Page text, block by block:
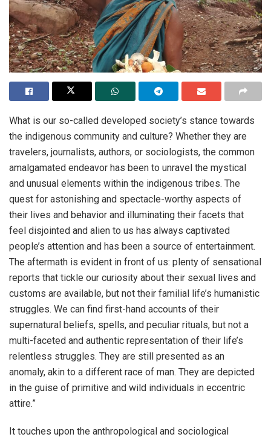
What is our so-called developed society’s stance towards
the indigenous community and culture? Whether they are
travelers, journalists, authors, or sociologists, the common
amalgamated endeavor has been to unravel the mystical
and unusual elements within the indigenous tribes. The
quest for astonishing and spectacle-worthy aspects of
their lives and behavior and illuminating their facets that
feel disjointed and alien to us has always captivated
people’s attention and has been a source of entertainment.
The aftermath is evident in front of us: plenty of sensational
reports that tickle our curiosity about their sexual lives and
customs are available, but not their familial life’s humanistic
struggles. We can find first-hand accounts of their
supernatural beliefs, spells, and peculiar rituals, but not a
multi-faceted and authentic representation of their life’s
relentless struggles. They are still presented as an
anomaly, akin to a different race of man. They are depicted
in the guise of primitive and wild individuals in eccentric
attire.”
It touches upon the anthropological and sociological